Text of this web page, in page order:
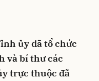
ủy đã tổ chức
và bí thư các
trực thuộc đã
Hủy Gửi